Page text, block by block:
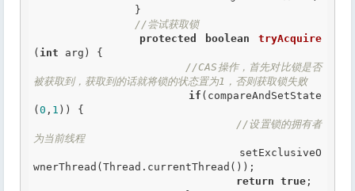
//尝试获取锁
protected
boolean
tryAcquire
( int arg) {
//CAS操作，首先对比锁是否
被获取到，获取到的话就将锁的状态置为1，否则获取锁失败
if (compareAndSetState
( 0 , 1 )) {
//设置锁的拥有者
为当前线程
wnerThread(Thread.currentThread());
return true ;